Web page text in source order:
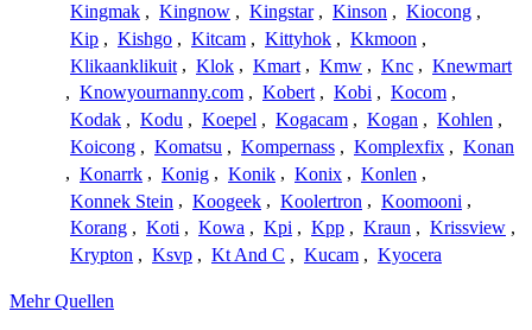
Kingmak , Kingnow , Kingstar , Kinson , Kiocong ,
Kip , Kishgo , Kitcam , Kittyhok , Kkmoon ,
Klikaanklikuit , Klok , Kmart , Kmw , Knc , Knewmart
, Knowyournanny.com , Kobert , Kobi , Kocom ,
Kodak , Kodu , Koepel , Kogacam , Kogan , Kohlen ,
Koicong , Komatsu , Kompernass , Komplexfix , Konan
, Konarrk , Konig , Konik , Konix , Konlen ,
Konnek Stein , Koogeek , Koolertron , Koomooni ,
Korang , Koti , Kowa , Kpi , Kpp , Kraun , Krissview ,
Krypton , Ksvp , Kt And C , Kucam , Kyocera
Mehr Quellen